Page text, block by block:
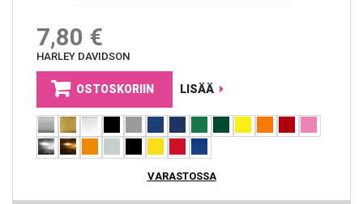
7,80 €
HARLEY DAVIDSON
OSTOSKORIIN LISÄÄ
VARASTOSSA